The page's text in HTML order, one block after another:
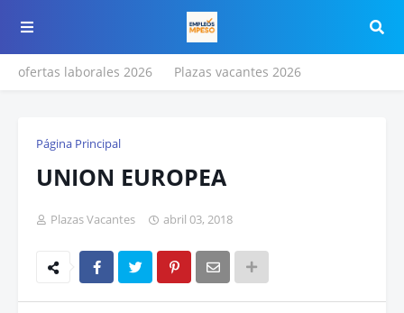
ofertas laborales 2026 Plazas vacantes 2026
Página Principal
UNION EUROPEA
Plazas Vacantes abril 03, 2018